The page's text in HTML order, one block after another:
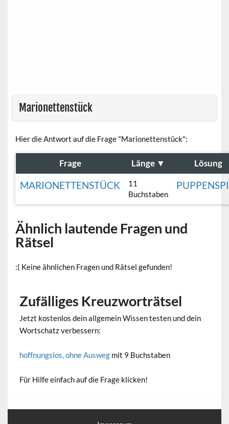
Marionettenstück
Hier die Antwort auf die Frage "Marionettenstück":
Frage Länge ▼ Lösung
MARIONETTENSTÜCK
11
Buchstaben
Ähnlich lautende Fragen und
Rätsel
:( Keine ähnlichen Fragen und Rätsel gefunden!
Zufälliges Kreuzworträtsel
Jetzt kostenlos dein allgemein Wissen testen und dein
Wortschatz verbessern:
hoffnungslos, ohne Ausweg mit 9 Buchstaben
Für Hilfe einfach auf die Frage klicken!